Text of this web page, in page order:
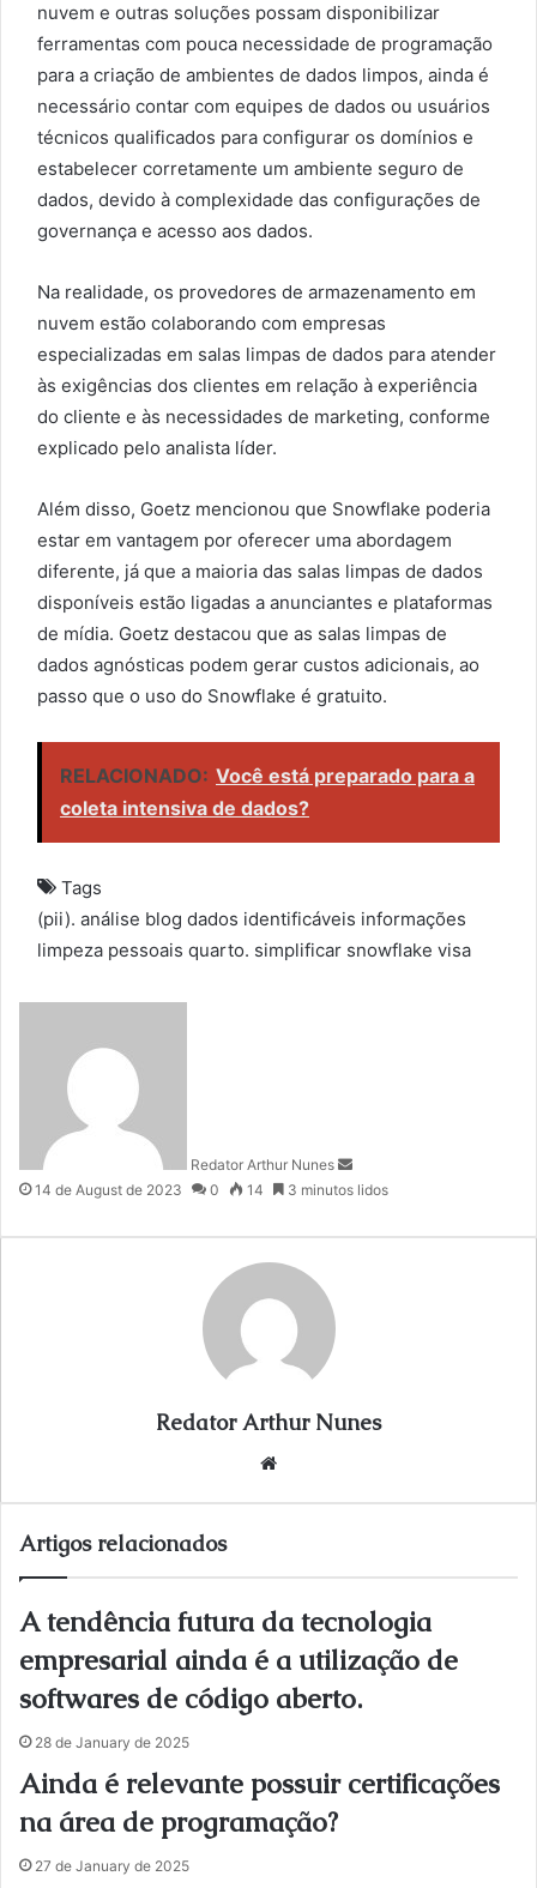
nuvem e outras soluções possam disponibilizar
ferramentas com pouca necessidade de programação
para a criação de ambientes de dados limpos, ainda é
necessário contar com equipes de dados ou usuários
técnicos qualificados para configurar os domínios e
estabelecer corretamente um ambiente seguro de
dados, devido à complexidade das configurações de
governança e acesso aos dados.
Na realidade, os provedores de armazenamento em
nuvem estão colaborando com empresas
especializadas em salas limpas de dados para atender
às exigências dos clientes em relação à experiência
do cliente e às necessidades de marketing, conforme
explicado pelo analista líder.
Além disso, Goetz mencionou que Snowflake poderia
estar em vantagem por oferecer uma abordagem
diferente, já que a maioria das salas limpas de dados
disponíveis estão ligadas a anunciantes e plataformas
de mídia. Goetz destacou que as salas limpas de
dados agnósticas podem gerar custos adicionais, ao
passo que o uso do Snowflake é gratuito.
RELACIONADO: Você está preparado para a
coleta intensiva de dados?
Tags
(pii). análise blog dados identificáveis informações
limpeza pessoais quarto. simplificar snowflake visa
Redator Arthur Nunes
m
i
14 de August de 2023 0 14 3 minutos lidos
Redator Arthur Nunes
Artigos relacionados
A tendência futura da tecnologia
empresarial ainda é a utilização de
softwares de código aberto.
28 de January de 2025
Ainda é relevante possuir certificações
na área de programação?
27 de January de 2025